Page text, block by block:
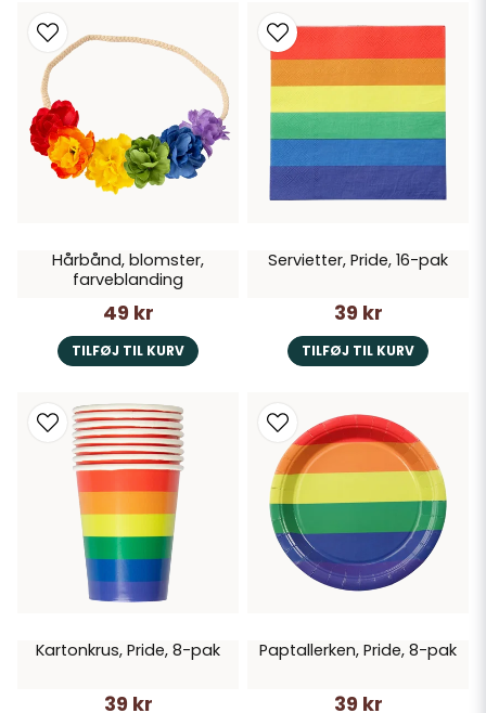
Hårbånd, blomster,
farveblanding
49 kr
TILFØJ TIL KURV
Servietter, Pride, 16-pak
39 kr
TILFØJ TIL KURV
Kartonkrus, Pride, 8-pak
39 kr
Paptallerken, Pride, 8-pak
39 kr